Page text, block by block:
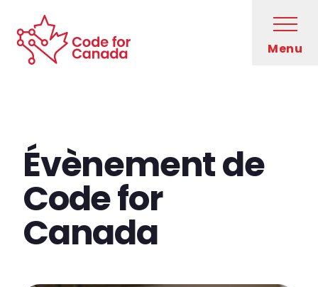
Open
Menu
À propos de nous
Impliquez-vous
Blogue
Évènement de
Code for
Canada